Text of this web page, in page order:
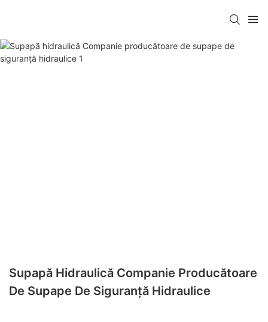
Supapă Hidraulică Companie Producătoare
De Supape De Siguranță Hidraulice